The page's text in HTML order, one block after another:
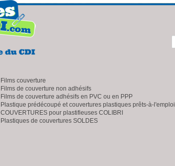
Films couverture
Films de couverture non adhésifs
Films de couverture adhésifs en PVC ou en PPP
Plastique prédécoupé et couvertures plastiques prêts-à-l'emploi
COUVERTURES pour plastifieuses COLIBRI
Plastiques de couvertures SOLDES